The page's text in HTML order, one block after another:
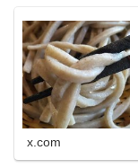
x.com